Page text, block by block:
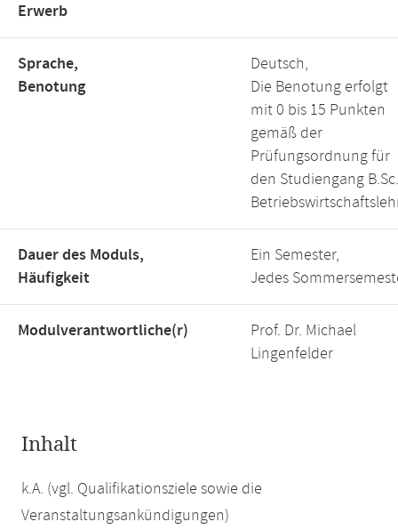
Erwerb
Sprache,
Benotung
Deutsch,
Die Benotung erfolgt
mit 0 bis 15 Punkten
gemäß der
Prüfungsordnung für
den Studiengang B.Sc.
Dauer des Moduls,
Häufigkeit
Ein Semester,
Jedes
Modulverantwortliche(r)
Prof. Dr. Michael
Lingenfelder
Inhalt
k.A. (vgl. Qualifikationsziele sowie die
Veranstaltungsankündigungen)